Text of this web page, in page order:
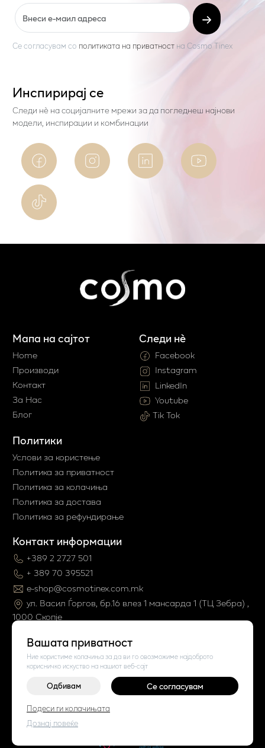
Вашата приватност
Ние користиме колачиња за да ви го овозможиме најдоброто
корисничко искуство на нашиот веб-сајт
Одбивам Се согласувам
Подеси ги колачињата
Дознај повеќе
Се согласувам со политиката на приватност на Cosmo Tinex
Инспирирај се
Следи нѐ на социјалните мрежи за да погледнеш најнови
модели, инспирации и комбинации
Мапа на сајтот
Home
Производи
Контакт
За Нас
Блог
Политики
Услови за користење
Политика за приватност
Политика за колачиња
Политика за достава
Политика за рефундирање
Контакт информации
+389 2 2727 501
+ 389 70 395521
e-shop@cosmotinex.com.mk
ул. Васил Ѓоргов, бр.16 влез 1 мaнсарда 1 (ТЦ Зебра) ,
1000 Скопје
Следи нè
Facebook
Instagram
LinkedIn
Youtube
Tik Tok
©2026Vendor x
Поставки за колачиња